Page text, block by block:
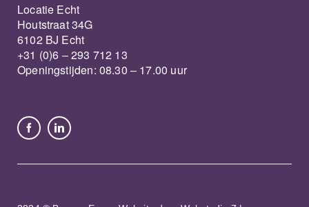
Locatie Echt
Houtstraat 34G
6102 BJ Echt
+31 (0)6 – 293 712 13
Openingstijden: 08.30 – 17.00 uur